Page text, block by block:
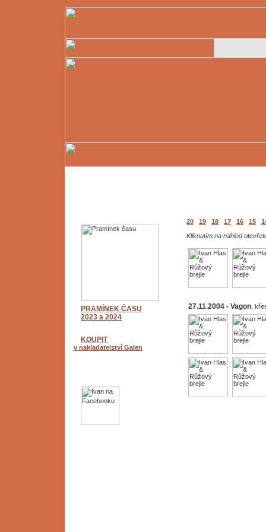
PRAMÍNEK ČASU
2023 a 2024
KOUPIT
v nakladatelství Galen
20 19 18 17 16 15
Kliknutím na náhled
27.11.2004 - Vagon ,